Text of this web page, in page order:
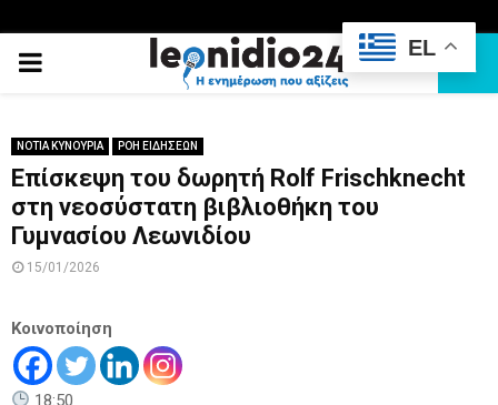
PRIMARY
ΝΟΤΙΑ ΚΥΝΟΥΡΙΑ ΡΟΗ ΕΙΔΗΣΕΩΝ
Επίσκεψη του δωρητή Rolf Frischknecht
στη νεοσύστατη βιβλιοθήκη του
Γυμνασίου Λεωνιδίου
15/01/2026
Κοινοποίηση
18:50
EL